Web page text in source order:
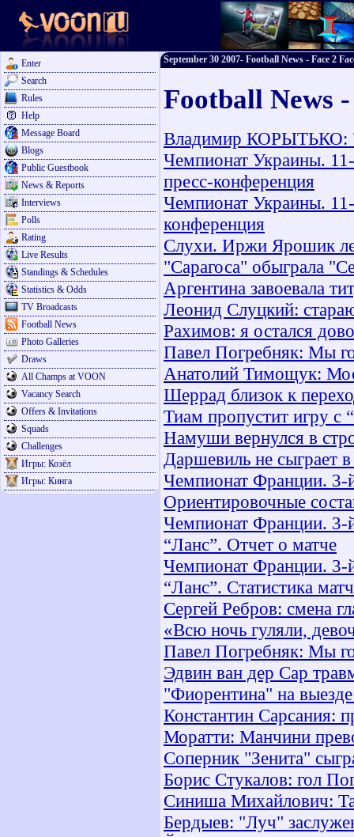
Enter
Search
Rules
Help
Message Board
Blogs
Public Guestbook
News & Reports
Interviews
Polls
Rating
Live Results
Standings & Schedules
Statistics & Odds
TV Broadcasts
Football News
Photo Galleries
Draws
All Champs at VOON
Vacancy Search
Offers & Invitations
Squads
Challenges
Игры: Козёл
Игры: Кинга
September 30 2007- Football News - Face 2
Football News
Владимир КОРЫТЬКО:
Чемпионат Украины.
пресс-конференция
Чемпионат Украины.
конференция
Слухи. Иржи Ярошик
"Сарагоса" обыграла
Аргентина завоевала
Леонид Слуцкий:
Рахимов: я остался
Павел Погребняк: Мы
Анатолий Тимощук:
Шеррад близок к
Тиам пропустит игру с
Намуши вернулся в
Даршевиль не сыграет
Чемпионат Франции. 3-
Ориентировочные
Чемпионат Франции. 3-
“Ланс”. Отчет о матче
Чемпионат Франции. 3-
“Ланс”. Статистика
Сергей Ребров: смена
«Всю ночь гуляли,
Павел Погребняк: Мы
Эдвин ван дер Сар
"Фиорентина" на
Константин Сарсания:
Моратти: Манчини
Соперник "Зенита"
Борис Стукалов: гол
Синиша Михайлович:
Бердыев: "Луч"